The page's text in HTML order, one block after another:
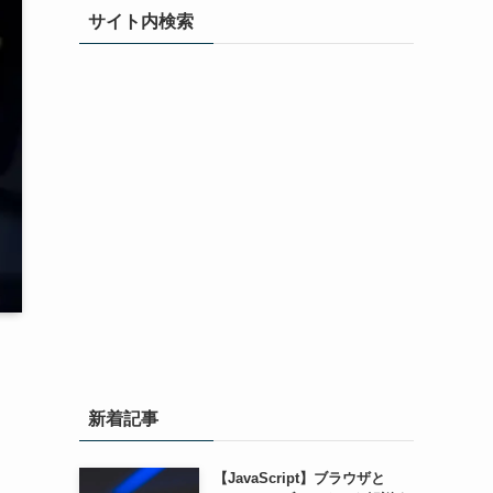
サイト内検索
新着記事
【JavaScript】ブラウザと